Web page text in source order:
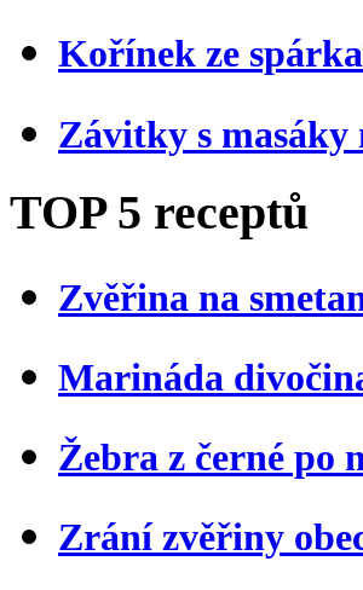
Kořínek ze
Závitky s masáky
TOP 5 receptů
Zvěřina na
Marináda
Žebra z černé po
Zrání zvěřiny